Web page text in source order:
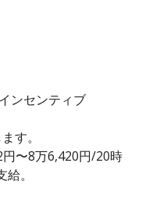
ンセンティブ
す。
〜8万6,420円/20時
。